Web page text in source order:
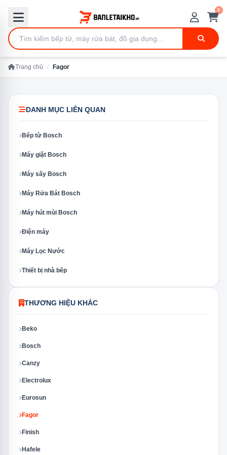
0
Trang chủ / Fagor
DANH MỤC LIÊN QUAN
Bếp từ Bosch
Máy giặt Bosch
Máy sấy Bosch
Máy Rửa Bát Bosch
Máy hút mùi Bosch
Điện máy
Máy Lọc Nước
Thiết bị nhà bếp
THƯƠNG HIỆU KHÁC
Beko
Bosch
Canzy
Electrolux
Eurosun
Fagor
Finish
Hafele